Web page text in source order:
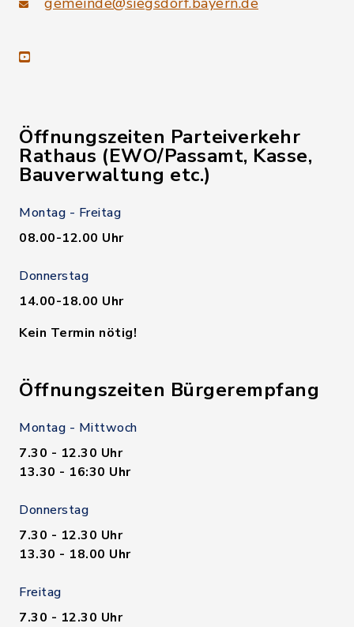
youtube
Öffnungszeiten Parteiverkehr
Rathaus (EWO/Passamt, Kasse,
Bauverwaltung etc.)
Montag - Freitag
08.00-12.00 Uhr
Donnerstag
14.00-18.00 Uhr
Kein Termin nötig!
Öffnungszeiten Bürgerempfang
Montag - Mittwoch
7.30 - 12.30 Uhr
13.30 - 16:30 Uhr
Donnerstag
7.30 - 12.30 Uhr
13.30 - 18.00 Uhr
Freitag
7.30 - 12.30 Uhr